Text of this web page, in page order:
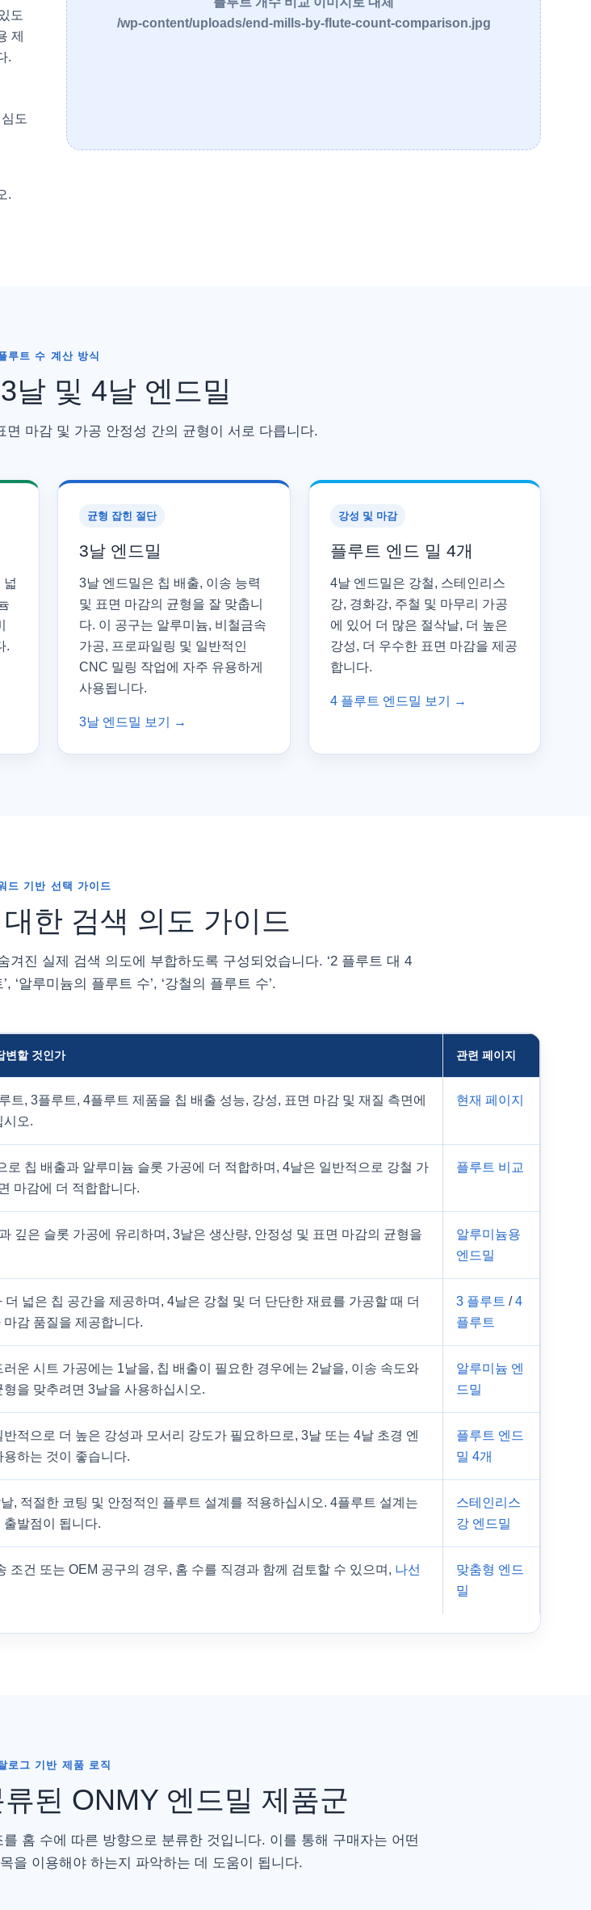
도
제
.
도
.
/wp-content/uploads/end-mills-by-flute-count-comparison.jpg
루트 수 계산 방식
날 및 4날 엔드밀
마감 및 가공 안정성 간의 균형이 서로 다릅니다.
넓
.
균형 잡힌 절단
3날 엔드밀
3날 엔드밀은 칩 배출, 이송 능력
및 표면 마감의 균형을 잘 맞춥니
다. 이 공구는 알루미늄, 비철금속
가공, 프로파일링 및 일반적인
CNC 밀링 작업에 자주 유용하게
사용됩니다.
3날 엔드밀 보기 →
강성 및 마감
플루트 엔드 밀 4개
4날 엔드밀은 강철, 스테인리스
강, 경화강, 주철 및 마무리 가공
에 있어 더 많은 절삭날, 더 높은
강성, 더 우수한 표면 마감을 제공
합니다.
4 플루트 엔드밀 보기 →
드 기반 선택 가이드
한 검색 의도 가이드
진 실제 검색 의도에 부합하도록 구성되었습니다. ‘2 플루트 대 4
‘알루미늄의 플루트 수’, ‘강철의 플루트 수’.
변할 것인가 관련 페이지
트, 3플루트, 4플루트 제품을 칩 배출 성능, 강성, 표면 마감 및 재질 측면에
시오.
현재 페이지
로 칩 배출과 알루미늄 슬롯 가공에 더 적합하며, 4날은 일반적으로 강철 가
마감에 더 적합합니다.
플루트 비교
깊은 슬롯 가공에 유리하며, 3날은 생산량, 안정성 및 표면 마감의 균형을
알루미늄용
엔드밀
더 넓은 칩 공간을 제공하며, 4날은 강철 및 더 단단한 재료를 가공할 때 더
마감 품질을 제공합니다.
3 플루트 /4
플루트
러운 시트 가공에는 1날을, 칩 배출이 필요한 경우에는 2날을, 이송 속도와
형을 맞추려면 3날을 사용하십시오.
알루미늄 엔
드밀
적으로 더 높은 강성과 모서리 강도가 필요하므로, 3날 또는 4날 초경 엔
용하는 것이 좋습니다.
플루트 엔드
밀 4개
, 적절한 코팅 및 안정적인 플루트 설계를 적용하십시오. 4플루트 설계는
발점이 됩니다.
스테인리스
강 엔드밀
조건 또는 OEM 공구의 경우, 홈 수를 직경과 함께 검토할 수 있으며, 나선
맞춤형 엔드
밀
로그 기반 제품 로직
된 ONMY 엔드밀 제품군
홈 수에 따른 방향으로 분류한 것입니다. 이를 통해 구매자는 어떤
을 이용해야 하는지 파악하는 데 도움이 됩니다.